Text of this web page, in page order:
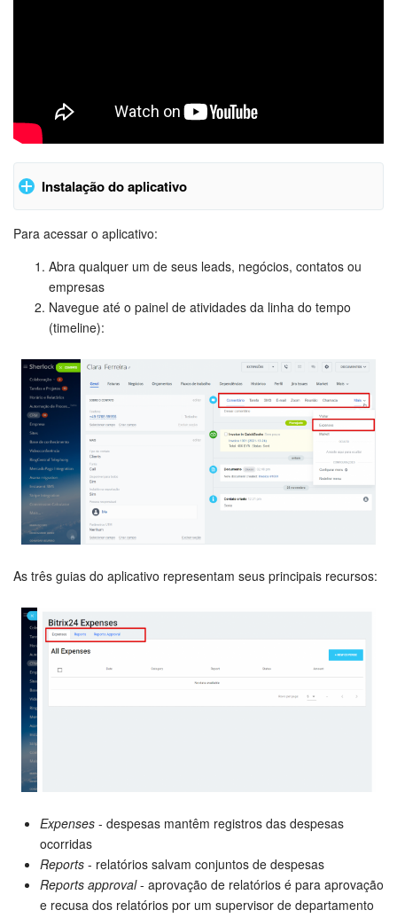
Grupos de trabalho
Tarefas e Projetos
Agendamento on-line
CoPilot - IA no Bitrix24
Contact Center
Telefonia
CRM + Loja On-line
Sales Center
Análise CRM
Criador de BI
Marketing
Assinatura eletrônica para RH
Assinatura eletrônica
Instalação do aplicativo
Encontre o aplicativo na seção Market da sua conta Bitrix24:
Clique em Instalar:
Depois de ler e aceitar os Termos e Condições, clique em
instalar mais uma vez:
Para acessar o aplicativo:
Abra qualquer um de seus leads, negócios, contatos ou
empresas
Navegue até o painel de atividades da linha do tempo
(timeline):
As três guias do aplicativo representam seus principais recursos:
Expenses - despesas mantêm registros das despesas
ocorridas
Reports - relatórios salvam conjuntos de despesas
Reports approval- aprovação de relatórios é para aprovação
e recusa dos relatórios por um supervisor de departamento